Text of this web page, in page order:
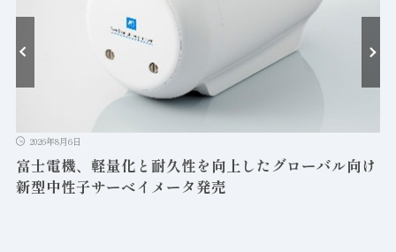
2026年8月6日
富士電機、軽量化と耐久性を向上したグローバル向け
新型中性子サーベイメータ発売